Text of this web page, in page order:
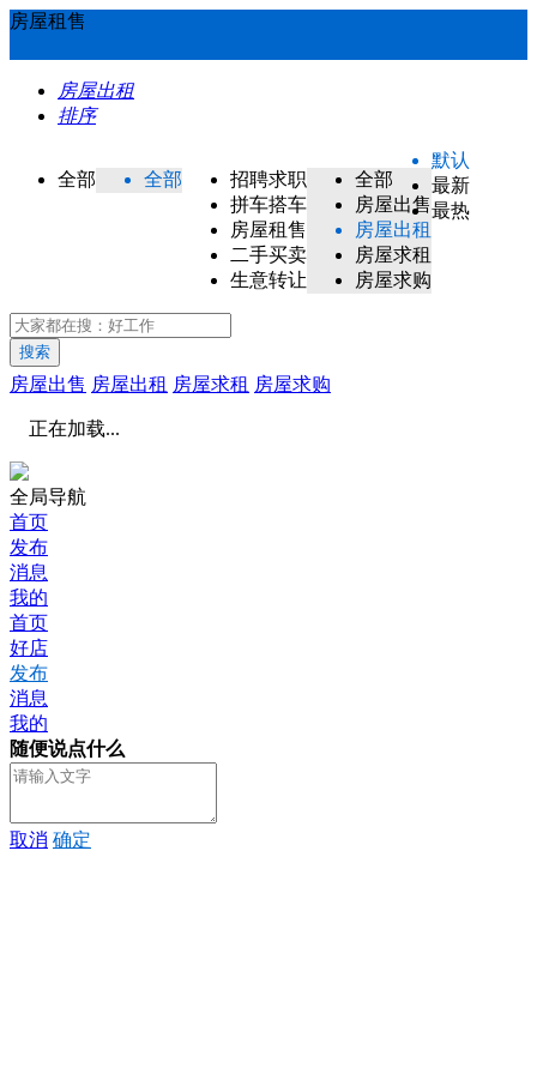
房屋租售
房屋出租
排序
全部 全部
招聘求职
拼车搭车
房屋租售
二手买卖
生意转让
全部
房屋出售
房屋出租
房屋求租
房屋求购
默认
最新
最热
搜索
房屋出售 房屋出租 房屋求租 房屋求购
正在加载...
全局导航
首页
发布
消息
我的
首页
好店
发布
消息
我的
随便说点什么
取消 确定